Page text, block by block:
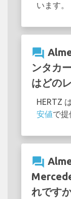
います。
question_answer
ンタカ
はどの
HERTZ は
安値で提
question_answer
れです